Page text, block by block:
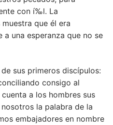
con í‰l. La
que él era
a una esperanza que no se
sus primeros discí­pulos:
consigo al
a los hombres sus
la palabra de la
embajadores en nombre